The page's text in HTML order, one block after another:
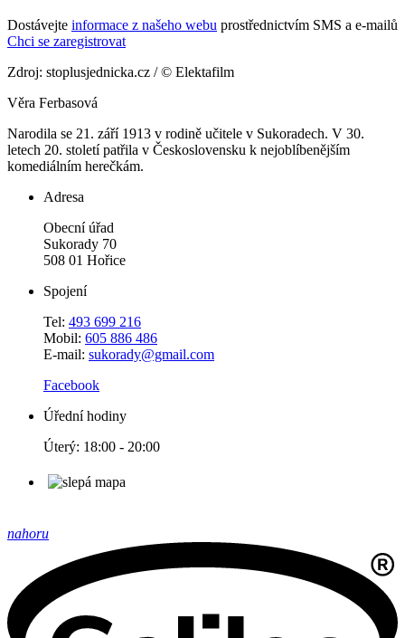
Dostávejte informace z našeho webu prostřednictvím SMS a e-mailů
Chci se zaregistrovat
Zdroj: stoplusjednicka.cz / © Elektafilm
Věra Ferbasová
Narodila se 21. září 1913 v rodině učitele v Sukoradech. V 30.
letech 20. století patřila v Československu k nejoblíbenějším
komediálním herečkám.
Adresa
Obecní úřad
Sukorady 70
508 01 Hořice
Spojení
Tel: 493 699 216
Mobil: 605 886 486
E-mail: sukorady@gmail.com
Facebook
Úřední hodiny
Úterý: 18:00 - 20:00
nahoru